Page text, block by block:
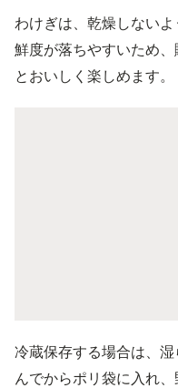
わけぎは、乾燥しないよ
鮮度が落ちやすいため
とおいしく楽しめます。
冷蔵保存する場合は、
んでからポリ袋に入れ